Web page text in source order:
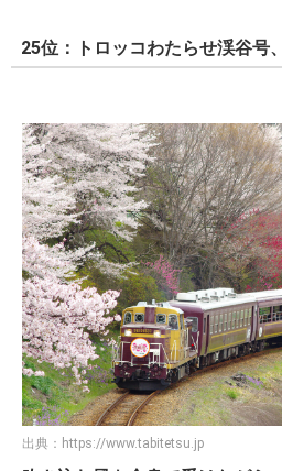
25位：トロッコわたらせ渓谷号
出典： https://www.tabitetsu.jp